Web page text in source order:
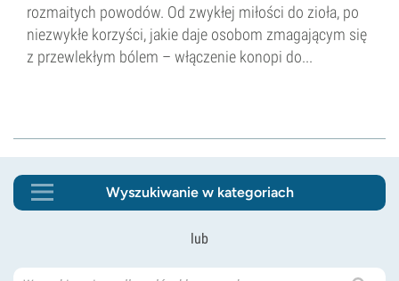
rozmaitych powodów. Od zwykłej miłości do zioła, po
niezwykłe korzyści, jakie daje osobom zmagającym się
z przewlekłym bólem – włączenie konopi do...
Wyszukiwanie w kategoriach
lub